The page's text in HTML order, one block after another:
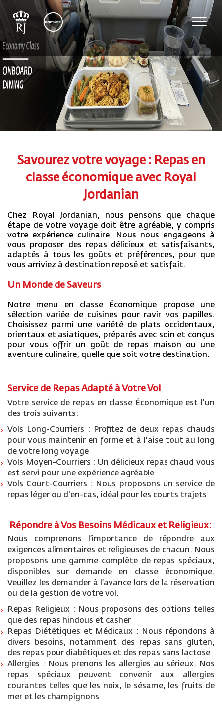
Toggle
Savourez votre voyage : Repas en
classe économique avec Royal
Jordanian
Chez Royal Jordanian, nous pensons que chaque
étape de votre voyage doit être agréable, y compris
votre expérience culinaire. Nous nous engageons à
vous proposer des repas délicieux et satisfaisants,
adaptés à tous les goûts et préférences, pour que
vous arriviez à destination reposé et satisfait.
Un Monde de Saveurs
Notre menu en classe Économique propose une
sélection variée de cuisines pour ravir vos papilles.
Choisissez parmi une variété de plats occidentaux,
orientaux et asiatiques, préparés avec soin et conçus
pour vous offrir un goût de repas maison ou une
aventure culinaire, quelle que soit votre destination.
Service de Repas Adapté à Votre Vol
Votre service de repas en classe Économique est l'un
des trois suivants:
Vols Long-Courriers : Profitez de deux repas chauds
pour vous maintenir en forme et à l'aise tout au long
de votre long voyage
Vols Moyen-Courriers : Un délicieux repas chaud vous
est servi pour une expérience agréable
Vols Court-Courriers : Nous proposons un service de
repas léger ou d'en-cas, idéal pour les courts trajets
Répondre à Vos Besoins Médicaux et Religieux:
Nous comprenons l’importance de répondre aux
exigences alimentaires et religieuses de chacun. Nous
proposons une gamme complète de repas spéciaux,
disponibles sur demande en classe économique.
Veuillez les demander à l’avance lors de la réservation
ou de la gestion de votre vol.
Repas Religieux : Nous proposons des options telles
que des repas hindous et casher
Repas Diététiques et Médicaux : Nous répondons à
divers besoins, notamment des repas sans gluten,
des repas pour diabétiques et des repas sans lactose
Allergies : Nous prenons les allergies au sérieux. Nos
repas spéciaux peuvent convenir aux allergies
courantes telles que les noix, le sésame, les fruits de
mer et les champignons